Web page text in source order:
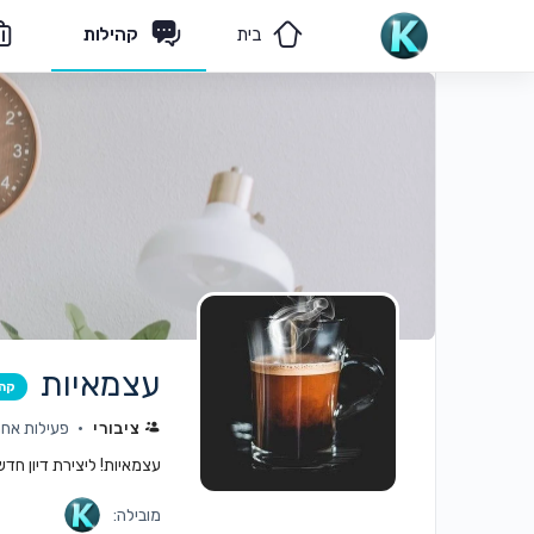
בית קהילות
עצמאיות
ציבורי
פעילות
עצמאיות! ליצירת דיון
מובילה: